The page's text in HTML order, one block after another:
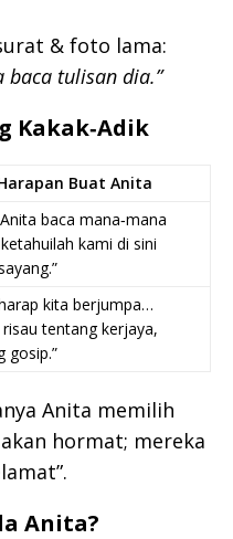
& foto lama:
baca tulisan dia.”
Kakak‑Adik
Buat Anita
baca mana‑mana
kami di sini
kita berjumpa…
risau tentang kerjaya,
gosip.”
Anita memilih
hormat; mereka
Anita?